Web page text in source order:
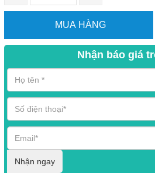
MUA HÀNG
Nhận báo giá
Nhận ngay